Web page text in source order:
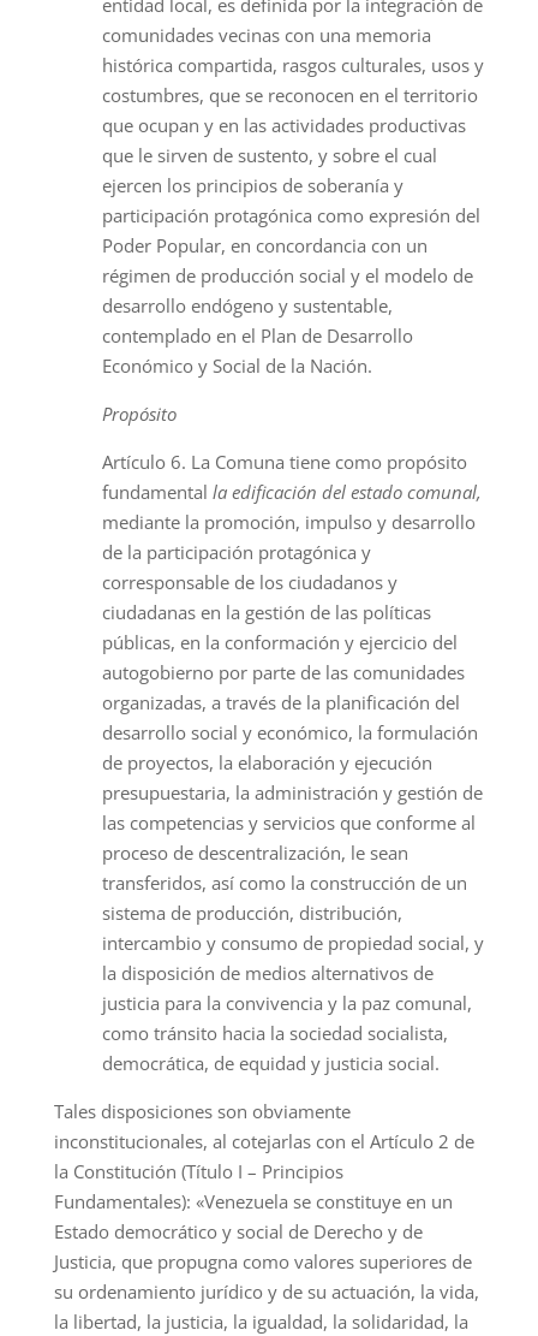
entidad local, es definida por la integración de
comunidades vecinas con una memoria
histórica compartida, rasgos culturales, usos y
costumbres, que se reconocen en el territorio
que ocupan y en las actividades productivas
que le sirven de sustento, y sobre el cual
ejercen los principios de soberanía y
participación protagónica como expresión del
Poder Popular, en concordancia con un
régimen de producción social y el modelo de
desarrollo endógeno y sustentable,
contemplado en el Plan de Desarrollo
Económico y Social de la Nación.
Propósito
Artículo 6. La Comuna tiene como propósito
fundamental la edificación del estado comunal,
mediante la promoción, impulso y desarrollo
de la participación protagónica y
corresponsable de los ciudadanos y
ciudadanas en la gestión de las políticas
públicas, en la conformación y ejercicio del
autogobierno por parte de las comunidades
organizadas, a través de la planificación del
desarrollo social y económico, la formulación
de proyectos, la elaboración y ejecución
presupuestaria, la administración y gestión de
las competencias y servicios que conforme al
proceso de descentralización, le sean
transferidos, así como la construcción de un
sistema de producción, distribución,
intercambio y consumo de propiedad social, y
la disposición de medios alternativos de
justicia para la convivencia y la paz comunal,
como tránsito hacia la sociedad socialista,
democrática, de equidad y justicia social.
Tales disposiciones son obviamente
inconstitucionales, al cotejarlas con el Artículo 2 de
la Constitución (Título I – Principios
Fundamentales): «Venezuela se constituye en un
Estado democrático y social de Derecho y de
Justicia, que propugna como valores superiores de
su ordenamiento jurídico y de su actuación, la vida,
la libertad, la justicia, la igualdad, la solidaridad, la